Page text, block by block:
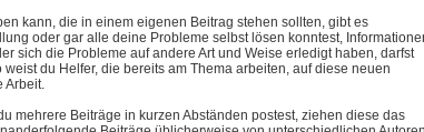
kann, die in einem eigenen Beitrag stehen sollten, gibt es
oder gar alle deine Probleme selbst lösen konntest,
sich die Probleme auf andere Art und Weise erledigt haben, darfst
du Helfer, die bereits am Thema arbeiten, auf diese neuen
Arbeit.
mehrere Beiträge in kurzen Abständen postest, ziehen diese das